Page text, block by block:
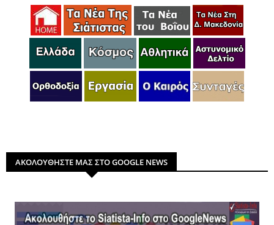
ΑΚΟΛΟΥΘΗΣΤΕ ΜΑΣ ΣΤΟ GOOGLE NEWS